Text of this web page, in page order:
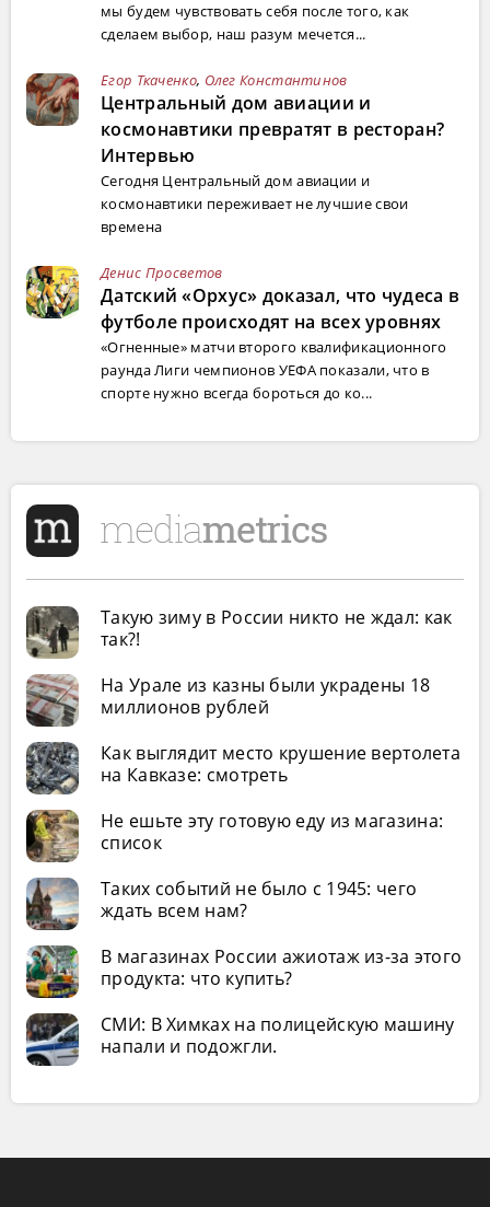
мы будем чувствовать себя после того, как
сделаем выбор, наш разум мечется...
Егор Ткаченко, Олег Константинов
Центральный дом авиации и
космонавтики превратят в ресторан?
Интервью
Сегодня Центральный дом авиации и
космонавтики переживает не лучшие свои
времена
Денис Просветов
Датский «Орхус» доказал, что чудеса в
футболе происходят на всех уровнях
«Огненные» матчи второго квалификационного
раунда Лиги чемпионов УЕФА показали, что в
спорте нужно всегда бороться до ко...
Такую зиму в России никто не ждал: как
так?!
На Урале из казны были украдены 18
миллионов рублей
Как выглядит место крушение вертолета
на Кавказе: смотреть
Не ешьте эту готовую еду из магазина:
список
Таких событий не было с 1945: чего
ждать всем нам?
В магазинах России ажиотаж из-за этого
продукта: что купить?
СМИ: В Химках на полицейскую машину
напали и подожгли.